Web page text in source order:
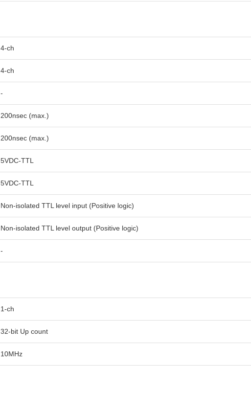
4-ch
4-ch
-
200nsec (max.)
200nsec (max.)
5VDC-TTL
5VDC-TTL
Non-isolated TTL level input (Positive logic)
Non-isolated TTL level output (Positive logic)
-
1-ch
32-bit Up count
10MHz